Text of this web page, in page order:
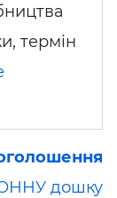
термін
дошку